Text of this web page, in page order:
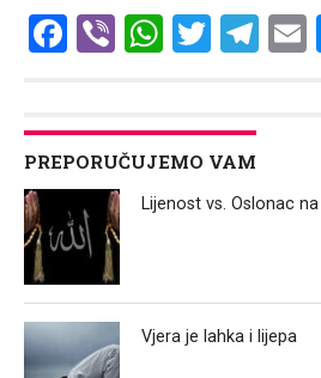
Facebook
Viber
PREPORUČUJEMO VAM
Lijenost vs. Oslonac
Vjera je lahka i lijepa